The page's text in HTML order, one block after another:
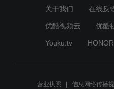
关于我们 在线反
优酷视频云 优酷
Youku.tv
营业执照 信息网络传播